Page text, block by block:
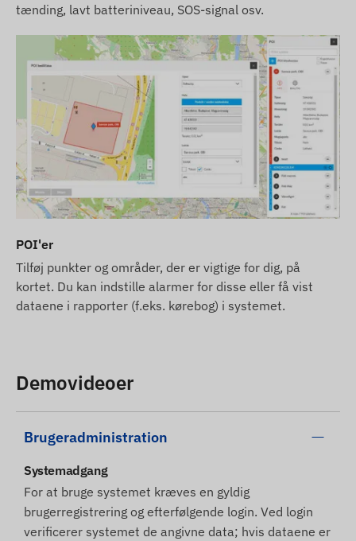
tænding, lavt batteriniveau, SOS-signal osv.
POI'er
Tilføj punkter og områder, der er vigtige for dig, på
kortet. Du kan indstille alarmer for disse eller få vist
dataene i rapporter (f.eks. kørebog) i systemet.
Demovideoer
Brugeradministration
Systemadgang
For at bruge systemet kræves en gyldig
brugerregistrering og efterfølgende login. Ved login
verificerer systemet de angivne data; hvis dataene er